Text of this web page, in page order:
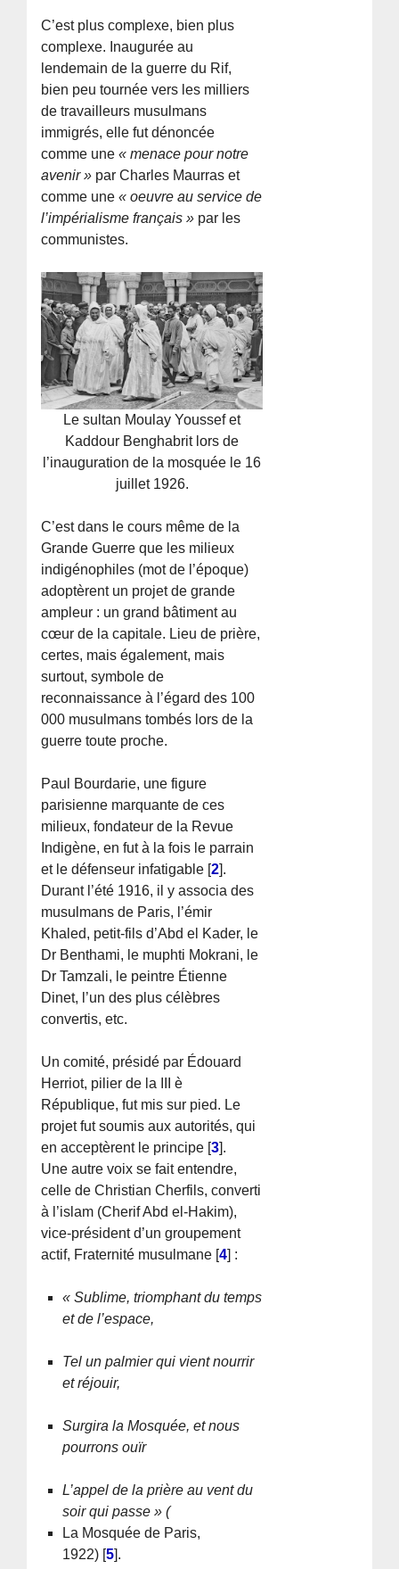
C’est plus complexe, bien plus
complexe. Inaugurée au
lendemain de la guerre du Rif,
bien peu tournée vers les milliers
de travailleurs musulmans
immigrés, elle fut dénoncée
comme une« menace pour notre
avenir » par Charles Maurras et
comme une« oeuvre au service de
l’impérialisme français » par les
communistes.
Le sultan Moulay Youssef et
Kaddour Benghabrit lors de
l’inauguration de la mosquée le 16
juillet 1926.
C’est dans le cours même de la
Grande Guerre que les milieux
indigénophiles (mot de l’époque)
adoptèrent un projet de grande
ampleur : un grand bâtiment au
cœur de la capitale. Lieu de prière,
certes, mais également, mais
surtout, symbole de
reconnaissance à l’égard des 100
000 musulmans tombés lors de la
guerre toute proche.
Paul Bourdarie, une figure
parisienne marquante de ces
milieux, fondateur de la Revue
Indigène, en fut à la fois le parrain
et le défenseur infatigable [2].
Durant l’été 1916, il y associa des
musulmans de Paris, l’émir
Khaled, petit-fils d’Abd el Kader, le
Dr Benthami, le muphti Mokrani, le
Dr Tamzali, le peintre Étienne
Dinet, l’un des plus célèbres
convertis, etc.
Un comité, présidé par Édouard
Herriot, pilier de la III è
République, fut mis sur pied. Le
projet fut soumis aux autorités, qui
en acceptèrent le principe [3].
Une autre voix se fait entendre,
celle de Christian Cherfils, converti
à l’islam (Cherif Abd el-Hakim),
vice-président d’un groupement
actif, Fraternité musulmane [4] :
« Sublime, triomphant du temps
et de l’espace,
Tel un palmier qui vient nourrir
et réjouir,
Surgira la Mosquée, et nous
pourrons ouïr
L’appel de la prière au vent du
soir qui passe » (
La Mosquée de Paris,
1922) [5].